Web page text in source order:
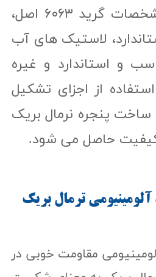
بیلت یا شمش با مشخصات گرید ۶۰۶۳ اصل،
لاستیک های آب
و استاندارد و غیره
از اجزای تشکیل
ساخت پنجره نرمال بریک
کیفیت حاصل می شود.​​​​​​​
مقاومت خوبی در
ترمال بریک